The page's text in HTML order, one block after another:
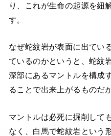
り、これが生命の起源を紐
す。
なぜ蛇紋岩が表面に出てい
ているのかというと、蛇紋
深部にあるマントルを構成
ることで出来上がるものだ
マントルは必死に掘削して
なく、白馬で蛇紋岩という